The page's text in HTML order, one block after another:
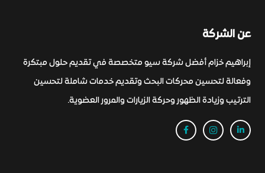
عن الشركة
إبراهيم خزام أفضل شركة سيو متخصصة في تقديم حلول مبتكرة
وفعالة لتحسين محركات البحث وتقديم خدمات شاملة لتحسين
الترتيب وزيادة الظهور وحركة الزيارات والمرور العضوية.